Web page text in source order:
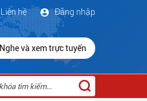
Đăng nhập
Liên hệ
Nghe và xem trực tuyến